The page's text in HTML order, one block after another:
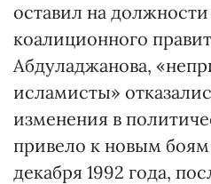
оставил на
коалиционного
Абдуладжанова,
исламисты»
изменения в
привело к новым боям
декабря 1992 года,